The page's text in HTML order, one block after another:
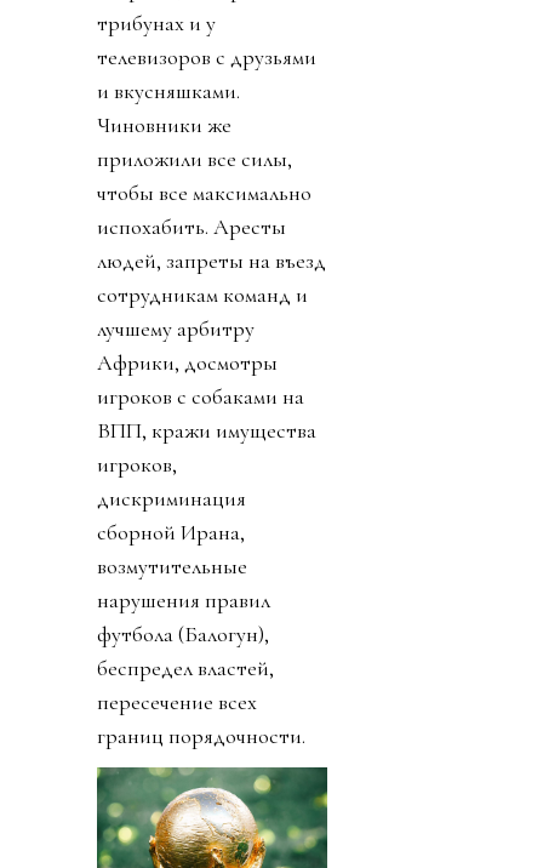
трибунах и у
телевизоров с друзьями
и вкусняшками.
Чиновники же
приложили все силы,
чтобы все максимально
испохабить. Аресты
людей, запреты на въезд
сотрудникам команд и
лучшему арбитру
Африки, досмотры
игроков с собаками на
ВПП, кражи имущества
игроков,
дискриминация
сборной Ирана,
возмутительные
нарушения правил
футбола (Балогун),
беспредел властей,
пересечение всех
границ порядочности.